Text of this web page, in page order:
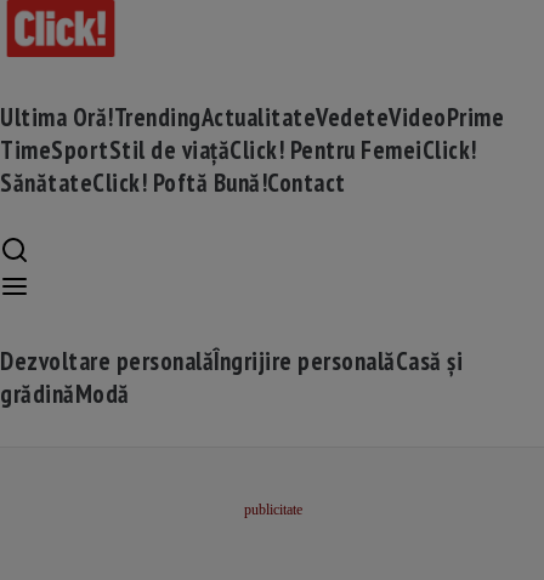
Ultima Oră!TrendingActualitateVedeteVideoPrime
TimeSportStil de viațăClick! Pentru FemeiClick!
SănătateClick! Poftă Bună!Contact
Dezvoltare personalăÎngrijire personalăCasă și
grădinăModă